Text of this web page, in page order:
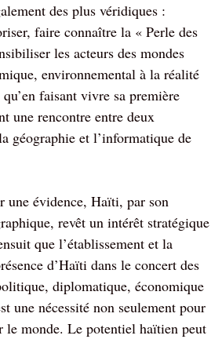
des plus véridiques :
faire connaître la « Perle des
les acteurs des mondes
environnemental à la réalité
faisant vivre sa première
une rencontre entre deux
géographie et l’informatique de
une évidence, Haïti, par son
revêt un intérêt stratégique
que l’établissement et la
d’Haïti dans le concert des
diplomatique, économique
une nécessité non seulement pour
le monde. Le potentiel haïtien peut